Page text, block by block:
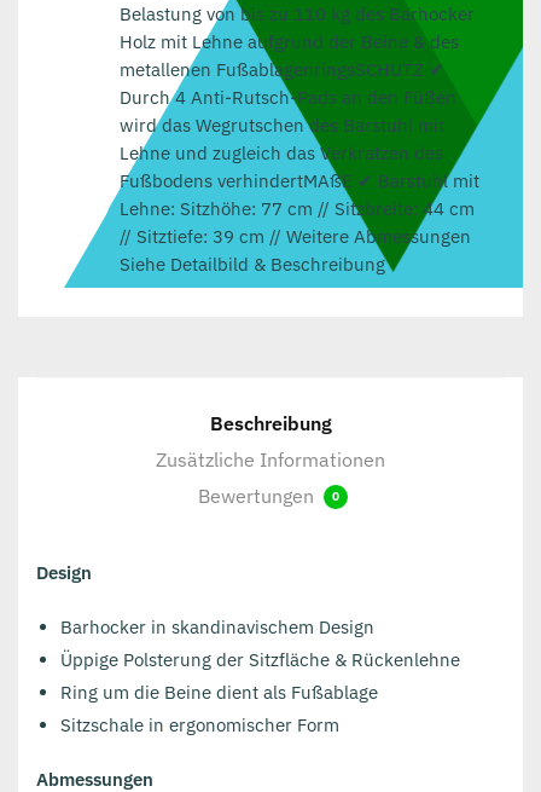
Belastung von bis zu 110 kg des Barhocker
Holz mit Lehne aufgrund der Beine & des
metallenen FußablagenringsSCHUTZ ✔
Durch 4 Anti-Rutsch-Pads an den Füßen
wird das Wegrutschen des Barstuhl mit
Lehne und zugleich das Verkratzen des
Fußbodens verhindertMAßE ✔ Barstuhl mit
Lehne: Sitzhöhe: 77 cm // Sitzbreite: 44 cm
// Sitztiefe: 39 cm // Weitere Abmessungen
Siehe Detailbild & Beschreibung
Beschreibung
Zusätzliche Informationen
Bewertungen
0
Design
Barhocker in skandinavischem Design
Üppige Polsterung der Sitzfläche & Rückenlehne
Ring um die Beine dient als Fußablage
Sitzschale in ergonomischer Form
Abmessungen